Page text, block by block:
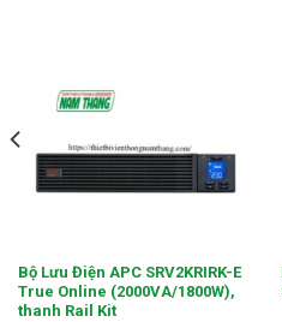
Bộ Lưu Điện APC SRV2KRIRK-E
True Online (2000VA/1800W),
thanh Rail Kit